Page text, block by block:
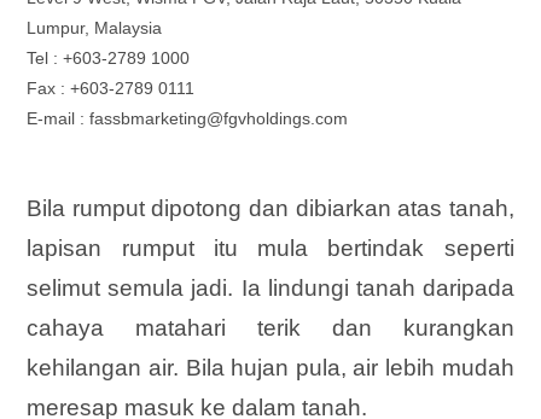
Lumpur, Malaysia
Tel : +603-2789 1000
Fax : +603-2789 0111
E-mail : fassbmarketing@fgvholdings.com
Bila rumput dipotong dan dibiarkan atas tanah,
lapisan rumput itu mula bertindak seperti
selimut semula jadi. Ia lindungi tanah daripada
cahaya matahari terik dan kurangkan
kehilangan air. Bila hujan pula, air lebih mudah
meresap masuk ke dalam tanah.